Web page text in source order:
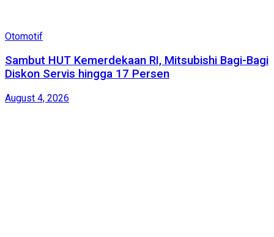
Otomotif
Sambut HUT Kemerdekaan RI, Mitsubishi Bagi-Bagi
Diskon Servis hingga 17 Persen
August 4, 2026